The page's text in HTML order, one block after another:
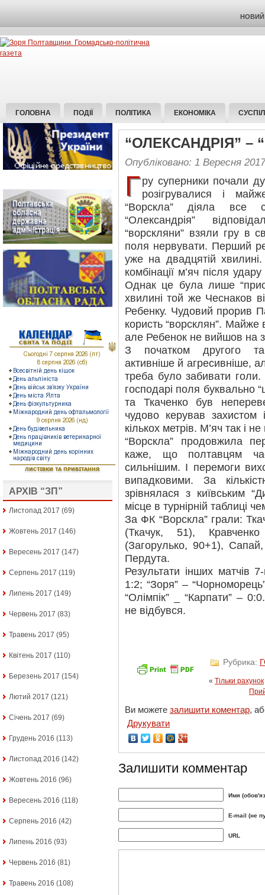
НОВИЙ
ГОЛОВНА ПОДІЇ ПОЛІТИКА ЕКОНОМІКА
АРХІВ “ЗП”
Листопад 2017 (69)
Жовтень 2017 (146)
Вересень 2017 (147)
Серпень 2017 (119)
Липень 2017 (149)
Червень 2017 (83)
Травень 2017 (95)
Квітень 2017 (110)
Березень 2017 (154)
Лютий 2017 (121)
Січень 2017 (69)
Грудень 2016 (113)
Листопад 2016 (142)
Жовтень 2016 (96)
Вересень 2016 (118)
Серпень 2016 (42)
Липень 2016 (93)
Червень 2016 (81)
Травень 2016 (108)
“ОЛЕКСАНДРІЯ” –
Опубліковано: 1 Вересня 2017
Г ру суперники почали
розігрувалися і
“Ворскла” діяла все
“Олександрія”
“ворскляни” взяли гру в
поля нервувати. Перший
уже на двадцятій
комбінації м’яч після
Однак це була лише
хвилині той же Чеснаков
Ребенку. Чудовий прорив
користь “ворсклян”. Майже
але Ребенок не вийшов на
З початком другого
активніше й агресивніше,
треба було забивати голи.
господарі поля буквально
та Ткаченко був
чудово керував захистом
кількох метрів. М’яч так і
“Ворскла” продовжила
каже, що полтавцям
сильнішим. І перемоги
випадковими. За
зрівнялася з київським
місце в турнірній таблиці
За ФК “Ворскла” грали:
(Ткачук, 51),
(Загорулько, 90+1),
Пердута.
Результати інших матчів
1:2; “Зоря” –
“Олімпік” _ “Карпати” –
не відбувся.
Рубрика:
« Тільки рахунок
Ви можете залишити коментар,
Друкувати
Залишити комментар
Имя
E-mail (не
URL